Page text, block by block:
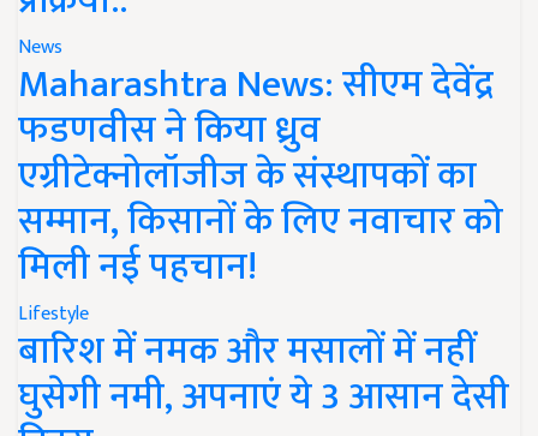
News
Maharashtra News: सीएम देवेंद्र
फडणवीस ने किया ध्रुव
एग्रीटेक्नोलॉजीज के संस्थापकों का
सम्मान, किसानों के लिए नवाचार को
मिली नई पहचान!
Lifestyle
बारिश में नमक और मसालों में नहीं
घुसेगी नमी, अपनाएं ये 3 आसान देसी